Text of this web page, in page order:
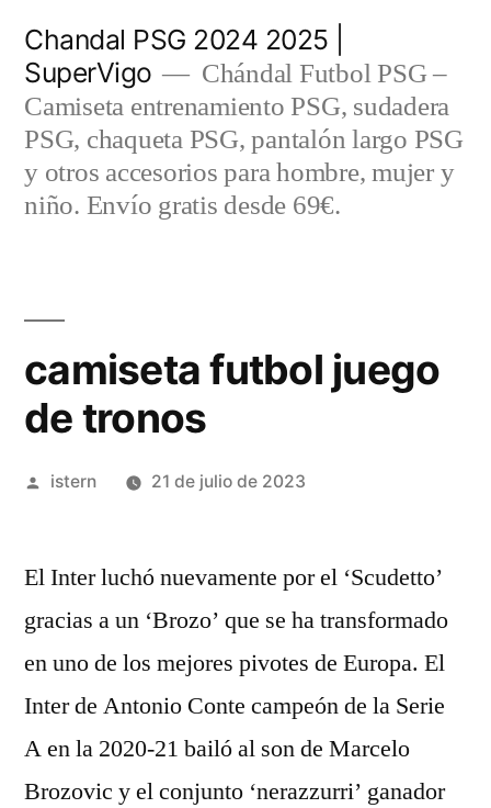
contenido
Chandal PSG 2024 2025 |
SuperVigo
Chándal Futbol PSG –
Camiseta entrenamiento PSG, sudadera
PSG, chaqueta PSG, pantalón largo PSG
y otros accesorios para hombre, mujer y
niño. Envío gratis desde 69€.
camiseta futbol juego
de tronos
Publicado
istern 21 de julio de 2023
El Inter luchó nuevamente por el ‘Scudetto’
gracias a un ‘Brozo’ que se ha transformado
en uno de los mejores pivotes de Europa. El
Inter de Antonio Conte campeón de la Serie
A en la 2020-21 bailó al son de Marcelo
Brozovic y el conjunto ‘nerazzurri’ ganador